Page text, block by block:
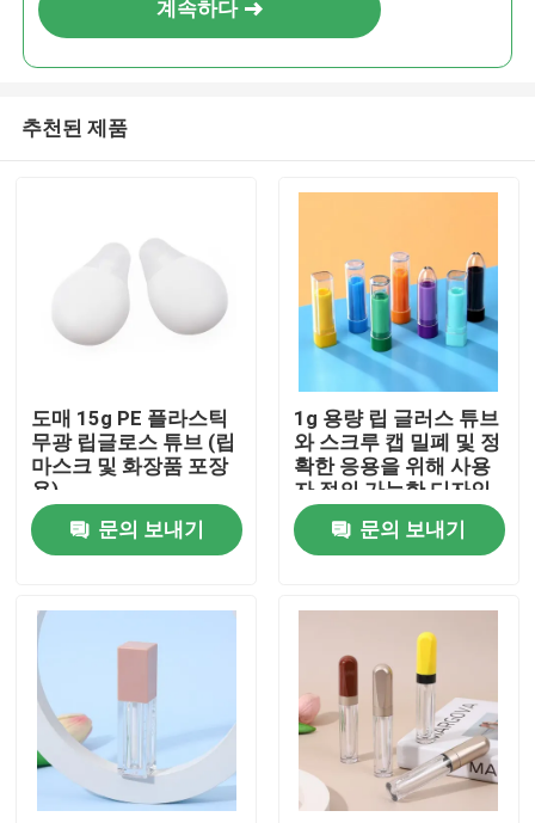
집
제품
동영상
계속하다
추천된 제품
도매 15g PE 플라스틱
무광 립글로스 튜브 (립
마스크 및 화장품 포장
용)
문의 보내기
1g 용량 립 글러스 튜브
와 스크루 캡 밀폐 및 정
확한 응용을 위해 사용
자 정의 가능한 디자인
문의 보내기